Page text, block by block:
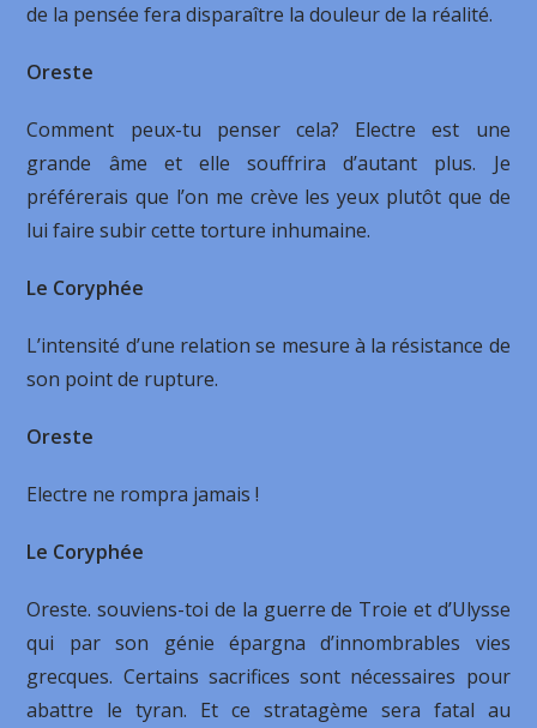
de la pensée fera disparaître la douleur de la réalité.
Oreste
Comment peux-tu penser cela? Electre est une
grande âme et elle souffrira d’autant plus. Je
préférerais que l’on me crève les yeux plutôt que de
lui faire subir cette torture inhumaine.
Le Coryphée
L’intensité d’une relation se mesure à la résistance de
son point de rupture.
Oreste
Electre ne rompra jamais !
Le Coryphée
Oreste. souviens-toi de la guerre de Troie et d’Ulysse
qui par son génie épargna d’in­nombrables vies
grecques. Certains sacrifices sont nécessaires pour
abattre le tyran. Et ce stratagème sera fatal au